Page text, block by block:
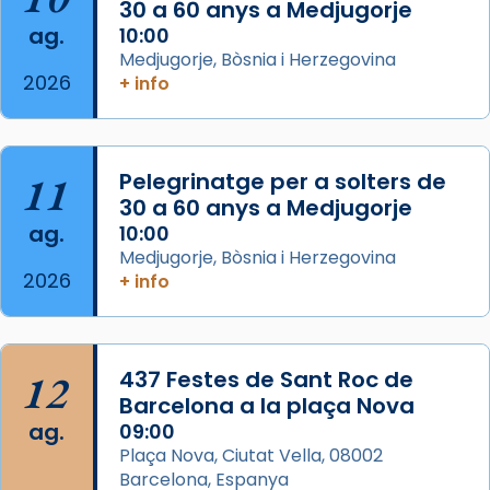
missa d’acció de gràcies en agraïment al
comitè organitzador de la visita apostòlica
del Sant Pare Lleó XIV a Barcelona, i als
col·laboradors, a la Catedral de Barcelona.
L’arquebisbe de Barcelona, el cardenal Joan
Josep Omella, ha presidit la missa i l’ha
concelebrat el bisbe auxiliar de Barcelona,
Mons. David Abadías.
📸 Dr. G. Simón
Photo
View on Facebook · Share
Arquebisbat de Barcelona
2 weeks ago
Memòria de les santes Juliana i
Semproniana, verges i màrtirs.
ag.
2026
30 a 60 anys a Medjugorje
10:00
Medjugorje, Bòsnia i Herzegovina
+ info
11
ag.
2026
Pelegrinatge per a solters de
30 a 60 anys a Medjugorje
10:00
Medjugorje, Bòsnia i Herzegovina
+ info
12
ag.
437 Festes de Sant Roc de
Barcelona a la plaça Nova
09:00
Plaça Nova, Ciutat Vella, 08002
Barcelona, Espanya